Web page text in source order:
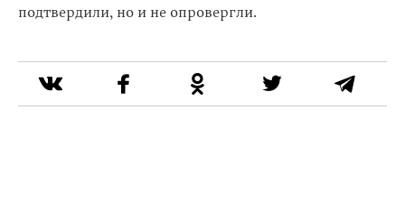
подтвердили, но и не опровергли.